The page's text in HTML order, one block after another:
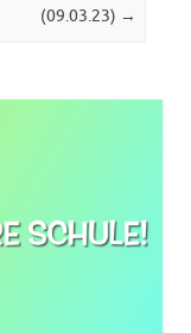
(09.03.23) →